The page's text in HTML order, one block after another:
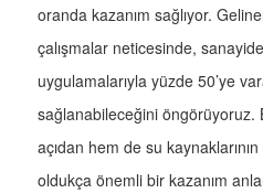
oranda kazanım sağlıyor.
çalışmalar neticesinde,
uygulamalarıyla yüzde 50’ye
sağlanabileceğini öngörüyoruz.
açıdan hem de su kaynaklarının
oldukça önemli bir kazanım